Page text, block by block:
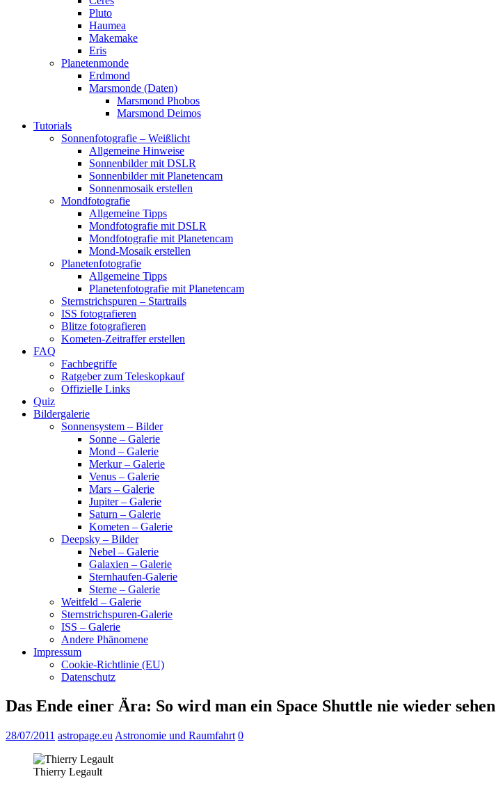
Pluto
Haumea
Makemake
Eris
Planetenmonde
Erdmond
Marsmonde (Daten)
Marsmond Phobos
Marsmond Deimos
Tutorials
Sonnenfotografie – Weißlicht
Allgemeine Hinweise
Sonnenbilder mit DSLR
Sonnenbilder mit Planetencam
Sonnenmosaik erstellen
Mondfotografie
Allgemeine Tipps
Mondfotografie mit DSLR
Mondfotografie mit Planetencam
Mond-Mosaik erstellen
Planetenfotografie
Allgemeine Tipps
Planetenfotografie mit Planetencam
Sternstrichspuren – Startrails
ISS fotografieren
Blitze fotografieren
Kometen-Zeitraffer erstellen
FAQ
Fachbegriffe
Ratgeber zum Teleskopkauf
Offizielle Links
Quiz
Bildergalerie
Sonnensystem – Bilder
Sonne – Galerie
Mond – Galerie
Merkur – Galerie
Venus – Galerie
Mars – Galerie
Jupiter – Galerie
Saturn – Galerie
Kometen – Galerie
Deepsky – Bilder
Nebel – Galerie
Galaxien – Galerie
Sternhaufen-Galerie
Sterne – Galerie
Weitfeld – Galerie
Sternstrichspuren-Galerie
ISS – Galerie
Andere Phänomene
Impressum
Cookie-Richtlinie (EU)
Datenschutz
Das Ende einer Ära: So wird man ein Space Shuttle nie wieder sehen
28/07/2011 astropage.eu Astronomie und Raumfahrt 0
Thierry Legault